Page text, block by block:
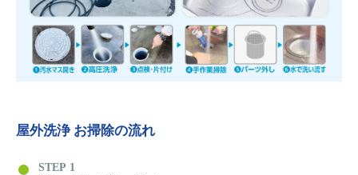
屋外洗浄 お掃除の流れ
STEP